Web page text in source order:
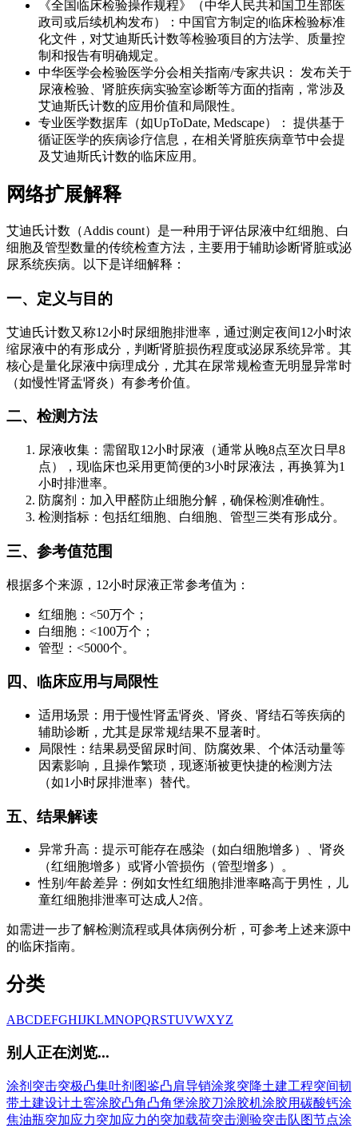
《全国临床检验操作规程》（中华人民共和国卫生部医
政司或后续机构发布）：中国官方制定的临床检验标准
化文件，对艾迪斯氏计数等检验项目的方法学、质量控
制和报告有明确规定。
中华医学会检验医学分会相关指南/专家共识： 发布关于
尿液检验、肾脏疾病实验室诊断等方面的指南，常涉及
艾迪斯氏计数的应用价值和局限性。
专业医学数据库（如UpToDate, Medscape）： 提供基于
循证医学的疾病诊疗信息，在相关肾脏疾病章节中会提
及艾迪斯氏计数的临床应用。
网络扩展解释
艾迪氏计数（Addis count）是一种用于评估尿液中红细胞、白
细胞及管型数量的传统检查方法，主要用于辅助诊断肾脏或泌
尿系统疾病。以下是详细解释：
一、定义与目的
艾迪氏计数又称12小时尿细胞排泄率，通过测定夜间12小时浓
缩尿液中的有形成分，判断肾脏损伤程度或泌尿系统异常。其
核心是量化尿液中病理成分，尤其在尿常规检查无明显异常时
（如慢性肾盂肾炎）有参考价值。
二、检测方法
尿液收集：需留取12小时尿液（通常从晚8点至次日早8
点），现临床也采用更简便的3小时尿液法，再换算为1
小时排泄率。
防腐剂：加入甲醛防止细胞分解，确保检测准确性。
检测指标：包括红细胞、白细胞、管型三类有形成分。
三、参考值范围
根据多个来源，12小时尿液正常参考值为：
红细胞：<50万个；
白细胞：<100万个；
管型：<5000个。
四、临床应用与局限性
适用场景：用于慢性肾盂肾炎、肾炎、肾结石等疾病的
辅助诊断，尤其是尿常规结果不显著时。
局限性：结果易受留尿时间、防腐效果、个体活动量等
因素影响，且操作繁琐，现逐渐被更快捷的检测方法
（如1小时尿排泄率）替代。
五、结果解读
异常升高：提示可能存在感染（如白细胞增多）、肾炎
（红细胞增多）或肾小管损伤（管型增多）。
性别/年龄差异：例如女性红细胞排泄率略高于男性，儿
童红细胞排泄率可达成人2倍。
如需进一步了解检测流程或具体病例分析，可参考上述来源中
的临床指南。
分类
ABCDEFGHIJKLMNOPQRSTUVWXYZ
别人正在浏览...
涂剂 突击突极凸集吐剂 图鉴凸肩导销涂浆突降土建工程突间韧
带土建设计土窖涂胶凸角凸角堡涂胶刀涂胶机涂胶用碳酸钙涂
焦油瓶突加应力突加应力的突加载荷突击测验突击队 图节点涂